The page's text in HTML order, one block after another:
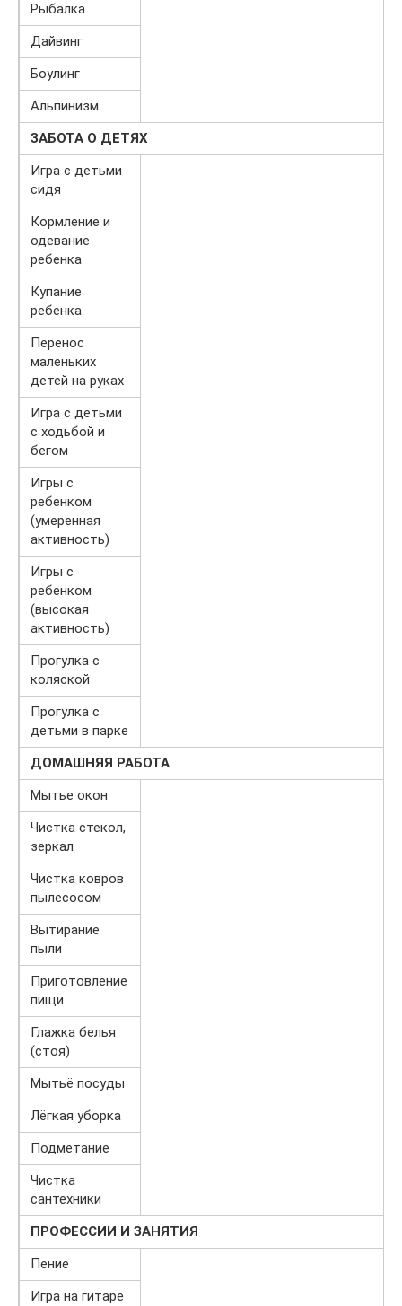
Рыбалка
Дайвинг
Боулинг
Альпинизм
ЗАБОТА О ДЕТЯХ
Игра с детьми
сидя
Кормление и
одевание
ребенка
Купание
ребенка
Перенос
маленьких
детей на руках
Игра с детьми
с ходьбой и
бегом
Игры с
ребенком
(умеренная
активность)
Игры с
ребенком
(высокая
активность)
Прогулка с
коляской
Прогулка с
детьми в парке
ДОМАШНЯЯ РАБОТА
Мытье окон
Чистка стекол,
зеркал
Чистка ковров
пылесосом
Вытирание
пыли
Приготовление
пищи
Глажка белья
(стоя)
Мытьё посуды
Лёгкая уборка
Подметание
Чистка
сантехники
ПРОФЕССИИ И ЗАНЯТИЯ
Пение
Игра на гитаре